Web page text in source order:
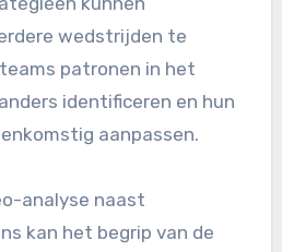
wedstrijden te
patronen in het
identificeren en hun
aanpassen.
analyse naast
kan het begrip van de